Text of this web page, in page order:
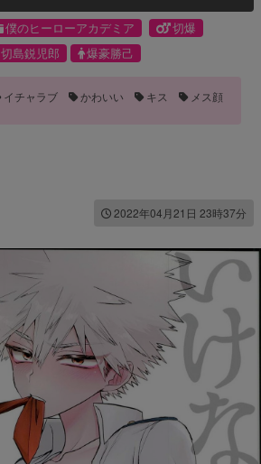
僕のヒーローアカデミア
切爆
切島鋭児郎
爆豪勝己
イチャラブ かわいい キス メス顔
2022年04月21日 23時37分